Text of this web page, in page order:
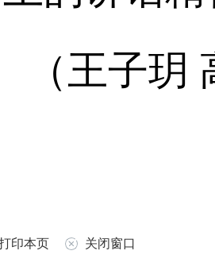
（王子玥
印本页 关闭窗口